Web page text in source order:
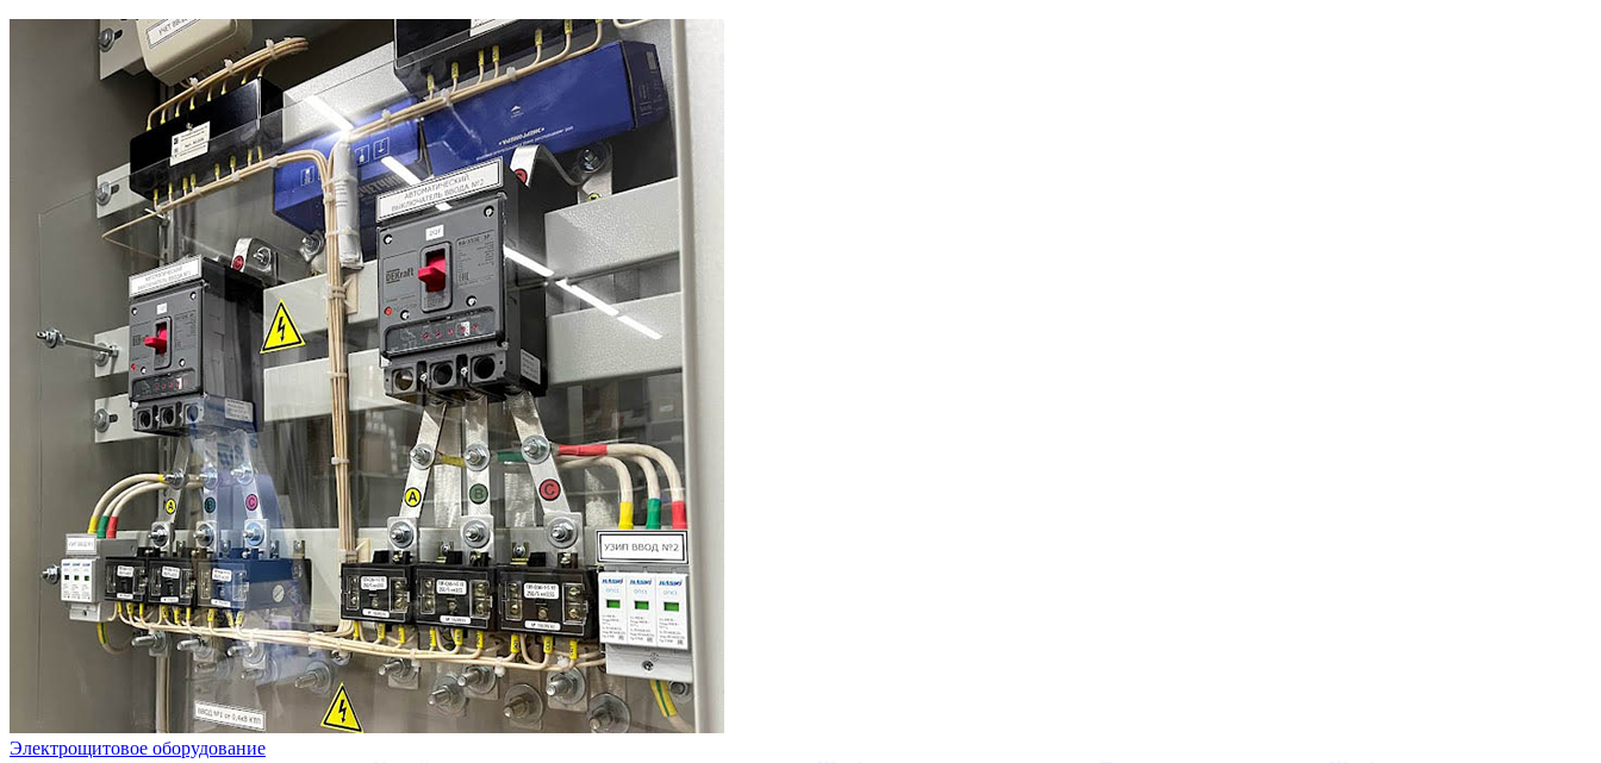
Электрощитовое оборудование